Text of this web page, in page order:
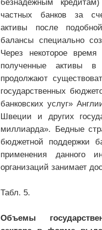
безнадежным
частных банков за
активы после
балансы специально
Через некоторое
полученные активы
продолжают
государственных
банковских услуг»
Швеции и других
миллиарда». Бедные
бюджетной поддержки
применения данного
организаций занимает
Табл. 5.
Объемы